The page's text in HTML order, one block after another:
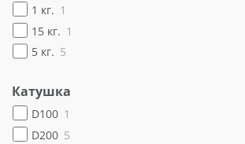
1 кг. 1
15 кг. 1
5 кг. 5
Катушка
D100 1
D200 5